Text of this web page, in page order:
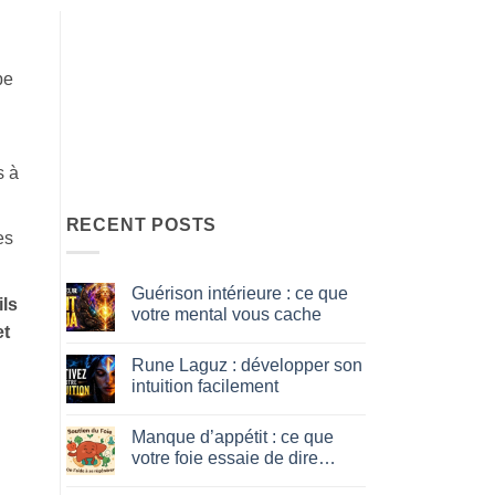
à
RECENT POSTS
Guérison intérieure : ce que
votre mental vous cache
on
Guérison
intérieure
que
votre
mental
Rune Laguz : développer son
intuition facilement
on
Rune
Laguz
Manque d’appétit : ce que
votre foie essaie de dire…